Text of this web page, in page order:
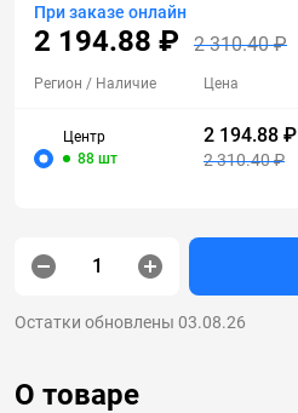
При заказе онлайн
2 194.88 ₽ 2 310.40 ₽
Регион / Наличие Цена
Центр
88 шт
2 194.88 ₽
2 310.40 ₽
Остатки обновлены 03.08.26
О товаре